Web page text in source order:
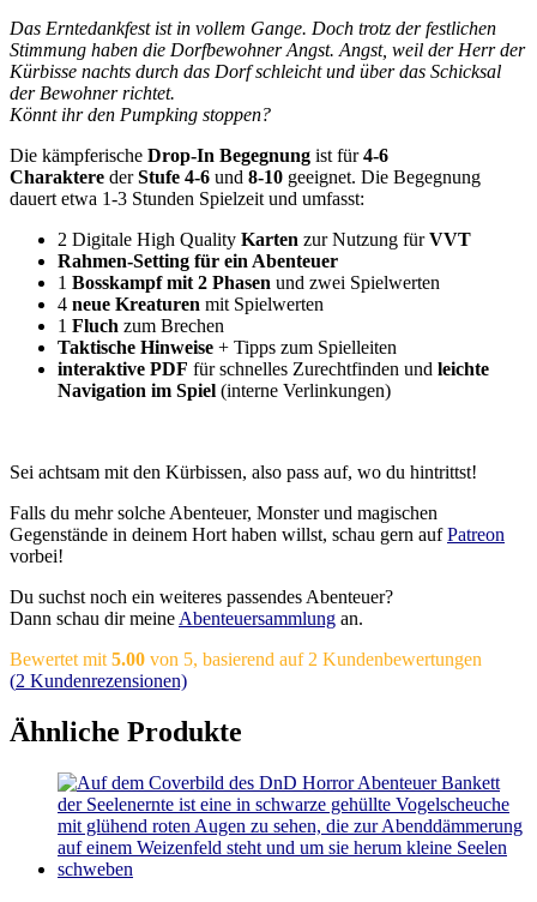
Das Erntedankfest ist in vollem Gange. Doch trotz der festlichen
Stimmung haben die Dorfbewohner Angst. Angst, weil der Herr der
Kürbisse nachts durch das Dorf schleicht und über das Schicksal
der Bewohner richtet.
Könnt ihr den Pumpking stoppen?
Die kämpferische Drop-In Begegnung ist für4-6
Charaktere derStufe 4-6 und 8-10 geeignet. Die Begegnung
dauert etwa 1-3 Stunden Spielzeit und umfasst:
2 Digitale High Quality Karten zur Nutzung fürVVT
Rahmen-Setting für ein Abenteuer
1 Bosskampf mit 2 Phasen und zwei Spielwerten
4 neue Kreaturen mit Spielwerten
1 Fluch zum Brechen
Taktische Hinweise + Tipps zum Spielleiten
interaktive PDF für schnelles Zurechtfinden und leichte
Navigation im Spiel (interne Verlinkungen)
Sei achtsam mit den Kürbissen, also pass auf, wo du hintrittst!
Falls du mehr solche Abenteuer, Monster und magischen
Gegenstände in deinem Hort haben willst, schau gern aufPatreon
vorbei!
Du suchst noch ein weiteres passendes Abenteuer?
Dann schau dir meine Abenteuersammlung an.
Bewertet mit 5.00 von 5, basierend auf 2 Kundenbewertungen
(2 Kundenrezensionen)
Ähnliche Produkte